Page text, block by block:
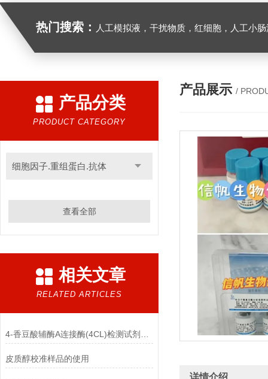
热门搜索： 人工模拟液，干扰物质，红细胞，人工小
产品分类
PRODUCT CATEGORY
细胞因子.重组蛋白.抗体
查看全部
相关文章
RELATED ARTICLES
皮质醇校准样品的使用
产品展示 /
详情介绍